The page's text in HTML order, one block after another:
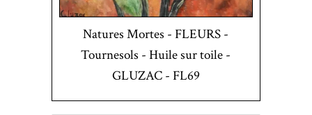
Natures Mortes - FLEURS -
Tournesols - Huile sur toile -
GLUZAC - FL69